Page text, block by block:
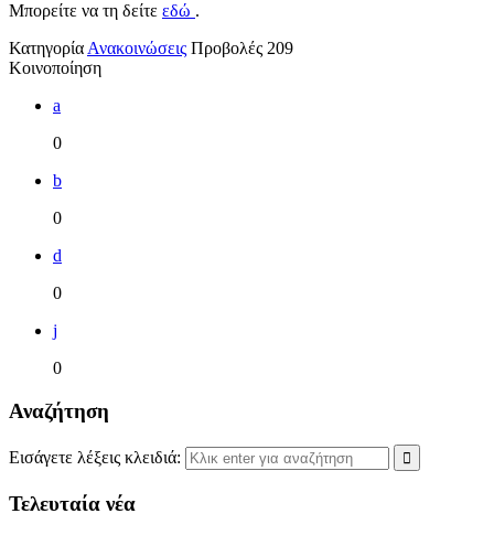
Μπορείτε να τη δείτε εδώ .
ΚατηγορίαΑνακοινώσεις Προβολές 209
Κοινοποίηση
a
0
b
0
d
0
j
0
Αναζήτηση
Εισάγετε λέξεις κλειδιά:
Τελευταία νέα